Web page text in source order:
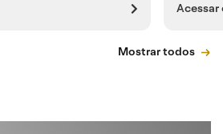
Mostrar todos